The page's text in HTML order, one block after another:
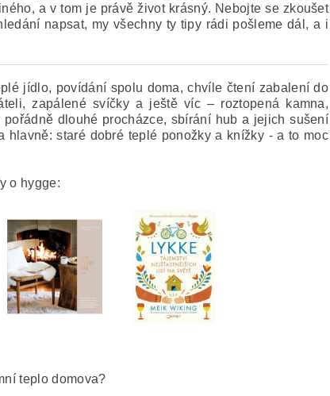
a v tom je právě život krásný. Nebojte se zkoušet
napsat, my všechny ty tipy rádi pošleme dál, a i
jídlo, povídání spolu doma, chvíle čtení zabalení do
zapálené svíčky a ještě víc – roztopená kamna,
dlouhé procházce, sbírání hub a jejich sušení
staré dobré teplé ponožky a knížky - a to moc
o hygge:
teplo domova?